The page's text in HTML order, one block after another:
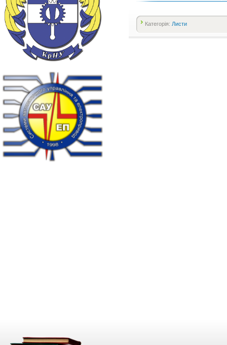
Категорія: Листи